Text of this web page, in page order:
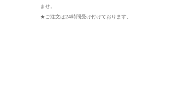
ませ。
★ご注文は24時間受け付けております。